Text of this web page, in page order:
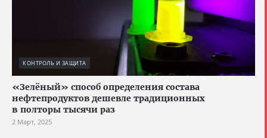
КОНТРОЛЬ И ЗАЩИТА
«Зелёный» способ определения состава
нефтепродуктов дешевле традиционных
в полторы тысячи раз
2 Март, 2025